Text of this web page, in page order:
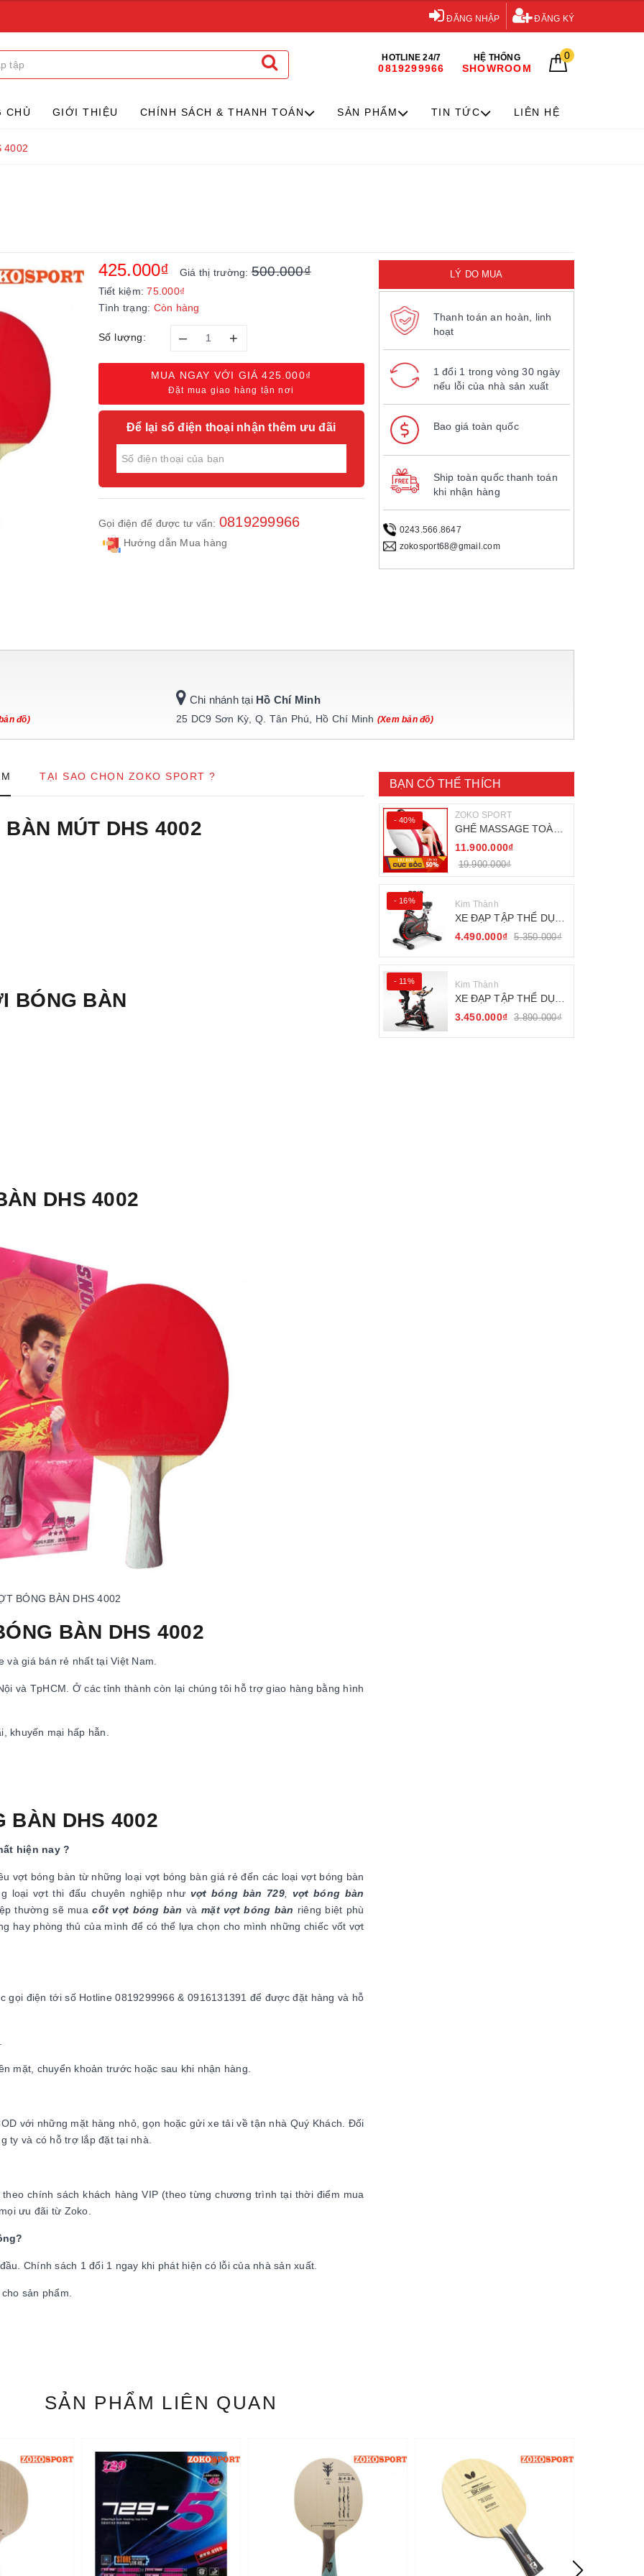
ĐĂNG NHẬP ĐĂNG KÝ
HOTLINE 24/7
0819299966
HỆ THỐNG
SHOWROOM
0
CHỦ GIỚI THIỆU CHÍNH SÁCH & THANH TOÁN SẢN PHẨM TIN TỨC LIÊN HỆ
4002
425.000₫ Giá thị trường:500.000₫
Tiết kiệm:75.000₫
Tình trạng: Còn hàng
Số lượng: – +
MUA NGAY VỚI GIÁ425.000₫
Đặt mua giao hàng tận nơi
Để lại số điện thoại nhận thêm ưu đãi
Gọi điện để được tư vấn: 0819299966
Hướng dẫn Mua hàng
LÝ DO MUA
Thanh toán an hoàn, linh
hoạt
1 đổi 1 trong vòng 30 ngày
nếu lỗi của nhà sản xuất
Bao giá toàn quốc
Ship toàn quốc thanh toán
khi nhận hàng
0243.566.8647
zokosport68@gmail.com
đồ)
Chi nhánh tại Hồ Chí Minh
25 DC9 Sơn Kỳ, Q. Tân Phú, Hồ Chí Minh (Xem bản đồ)
TẠI SAO CHỌN ZOKO SPORT ?
MÚT DHS 4002
BÓNG BÀN
DHS 4002
BÓNG BÀN DHS 4002
BÀN DHS 4002
giá bán rẻ nhất tại Việt Nam.
và TpHCM. Ở các tỉnh thành còn lại chúng tôi hỗ trợ giao hàng bằng hình
khuyến mại hấp hẫn.
BÀN DHS 4002
hiện nay ?
vợt bóng bàn từ những loại vợt bóng bàn giá rẻ đến các loại vợt bóng bàn
loại vợt thi đấu chuyên nghiệp như vợt bóng bàn 729, vợt bóng bàn
thường sẽ muacốt vợt bóng bàn và mặt vợt bóng bàn riêng biệt phù
hay phòng thủ của mình để có thể lựa chọn cho mình những chiếc vốt vợt
gọi điện tới số Hotline 0819299966 & 0916131391 để được đặt hàng và hỗ
mặt, chuyển khoản trước hoặc sau khi nhận hàng.
với những mặt hàng nhỏ, gọn hoặc gửi xe tải về tận nhà Quý Khách. Đối
ty và có hỗ trợ lắp đặt tại nhà.
chính sách khách hàng VIP (theo từng chương trình tại thời điểm mua
ưu đãi từ Zoko.
Chính sách 1 đổi 1 ngay khi phát hiện có lỗi của nhà sản xuất.
sản phẩm.
BẠN CÓ THỂ THÍCH
- 40% ZOKO SPORT
GHẾ MASSAGE TOÀN
THÂN ZOKO 68
11.900.000₫
19.900.000₫
- 16% Kim Thành
XE ĐẠP TẬP THỂ DỤC
FITNESS BÁNH ĐÀ
4.490.000₫ 5.350.000₫
- 11% Kim Thành
XE ĐẠP TẬP THỂ DỤC
SEJAN GH-709
3.450.000₫ 3.890.000₫
SẢN PHẨM LIÊN QUAN